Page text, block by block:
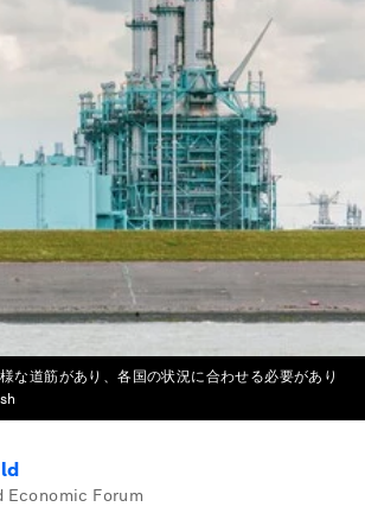
な道筋があり、各国の状況に合わせる必要があり
Economic Forum